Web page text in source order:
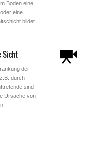
Boden eine
eine
bildet.
Sicht
der
durch
sind
Ursache von